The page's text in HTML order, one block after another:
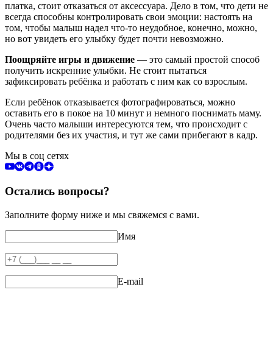
платка, стоит отказаться от аксессуара. Дело в том, что дети не
всегда способны контролировать свои эмоции: настоять на
том, чтобы малыш надел что-то неудобное, конечно, можно,
но вот увидеть его улыбку будет почти невозможно.
Поощряйте игры и движение — это самый простой способ
получить искренние улыбки. Не стоит пытаться
зафиксировать ребёнка и работать с ним как со взрослым.
Если ребёнок отказывается фотографироваться, можно
оставить его в покое на 10 минут и немного поснимать маму.
Очень часто малыши интересуются тем, что происходит с
родителями без их участия, и тут же сами прибегают в кадр.
Мы в соц сетях
Остались вопросы?
Заполните форму ниже и мы свяжемся с вами.
Имя
E-mail